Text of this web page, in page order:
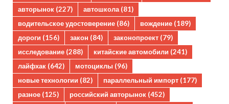
авторынок (227) автошкола(81)
водительское удостоверение (86) вождение (189)
дороги (156) закон (84) законопроект (79)
исследование (288) китайские автомобили (241)
лайфхак (642) мотоциклы (96)
новые технологии (82) параллельный импорт (177)
разное (125) российский авторынок (452)